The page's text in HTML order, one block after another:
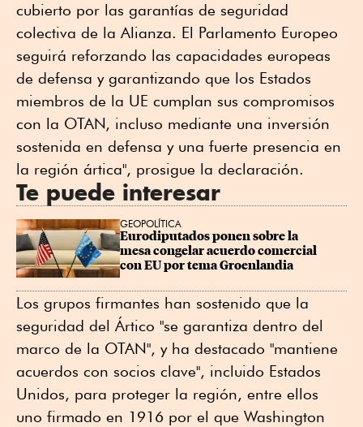
cubierto por las garantías de seguridad
colectiva de la Alianza. El Parlamento Europeo
seguirá reforzando las capacidades europeas
de defensa y garantizando que los Estados
miembros de la UE cumplan sus compromisos
con la OTAN, incluso mediante una inversión
sostenida en defensa y una fuerte presencia en
la región ártica", prosigue la declaración.
Te puede interesar
GEOPOLÍTICA
Eurodiputados ponen sobre la
mesa congelar acuerdo comercial
con EU por tema Groenlandia
Los grupos firmantes han sostenido que la
seguridad del Ártico "se garantiza dentro del
marco de la OTAN", y ha destacado "mantiene
acuerdos con socios clave", incluido Estados
Unidos, para proteger la región, entre ellos
uno firmado en 1916 por el que Washington